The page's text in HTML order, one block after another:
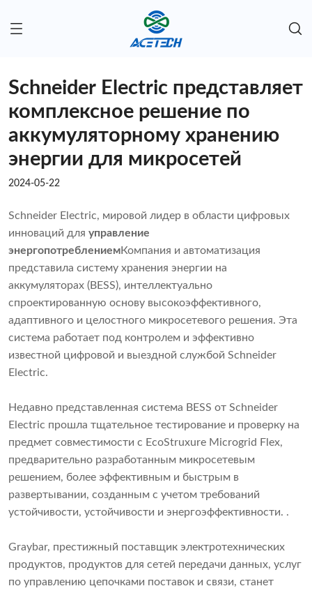
Schneider Electric представляет
комплексное решение по
аккумуляторному хранению
энергии для микросетей
2024-05-22
Schneider Electric, мировой лидер в области цифровых
инноваций для управление
энергопотреблениемКомпания и автоматизация
представила систему хранения энергии на
аккумуляторах (BESS), интеллектуально
спроектированную основу высокоэффективного,
адаптивного и целостного микросетевого решения. Эта
система работает под контролем и эффективно
известной цифровой и выездной службой Schneider
Electric.
Недавно представленная система BESS от Schneider
Electric прошла тщательное тестирование и проверку на
предмет совместимости с EcoStruxure Microgrid Flex,
предварительно разработанным микросетевым
решением, более эффективным и быстрым в
развертывании, созданным с учетом требований
устойчивости, устойчивости и энергоэффективности. .
Graybar, престижный поставщик электротехнических
продуктов, продуктов для сетей передачи данных, услуг
по управлению цепочками поставок и связи, станет